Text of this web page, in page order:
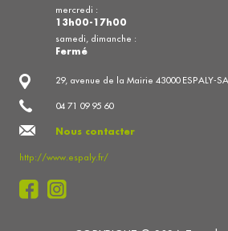
29, avenue de la Mairie 43000 ESPALY-
04 71 09 95 60
Nous contacter
http://www.espaly.fr/
mercredi :
13h00-17h00
samedi, dimanche :
Fermé